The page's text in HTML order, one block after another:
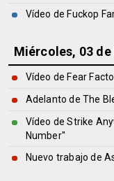
Vídeo de Fuckop
Miércoles, 03 de
Vídeo de Fear
Adelanto de The
Vídeo de Strike
Number''
Nuevo trabajo de